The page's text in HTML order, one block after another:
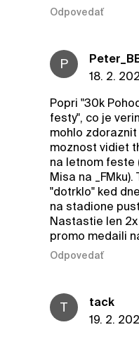
Odpovedať
P
18. 2.
Popri "30k
festy", co je
mohlo
moznost vidiet
na letnom feste
Misa na
"dotrklo" ked
na stadione
Nastastie len 2x
promo medaili
Odpovedať
T
tack
19. 2.